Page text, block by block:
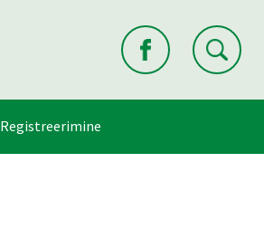
Registreerimine